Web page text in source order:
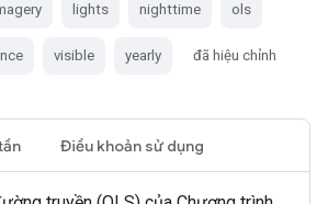
lights nighttime ols
visible yearly đã hiệu chỉnh
Điều khoản sử dụng